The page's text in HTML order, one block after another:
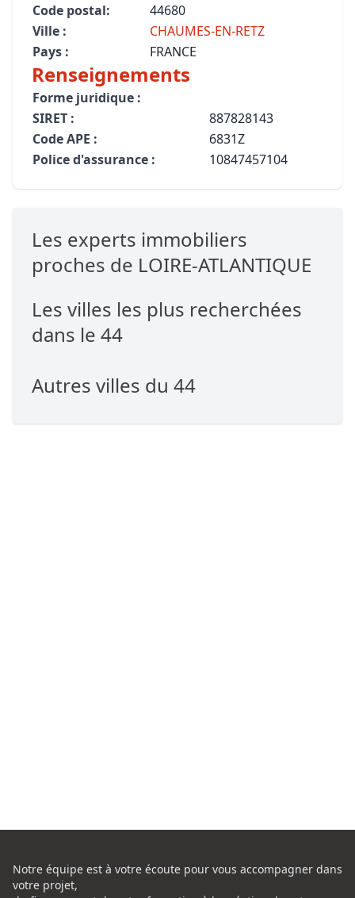
Code postal:
44680
Ville :
CHAUMES-EN-RETZ
Pays :
FRANCE
Renseignements
Forme juridique :
SIRET :
887828143
Code APE :
6831Z
Police d'assurance :
10847457104
Les experts immobiliers
proches de LOIRE-ATLANTIQUE
Les villes les plus recherchées
dans le 44
Autres villes du 44
Notre équipe est à votre écoute pour vous accompagner dans
votre projet,